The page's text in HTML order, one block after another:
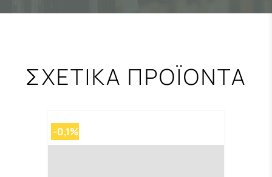
ΣΧΕΤΙΚΑ ΠΡΟΪΟΝΤΑ
-0,1%